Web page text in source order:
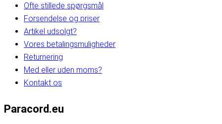
Ofte stillede spørgsmål
Forsendelse og priser
Artikel udsolgt?
Vores betalingsmuligheder
Returnering
Med eller uden moms?
Kontakt os
Paracord.eu